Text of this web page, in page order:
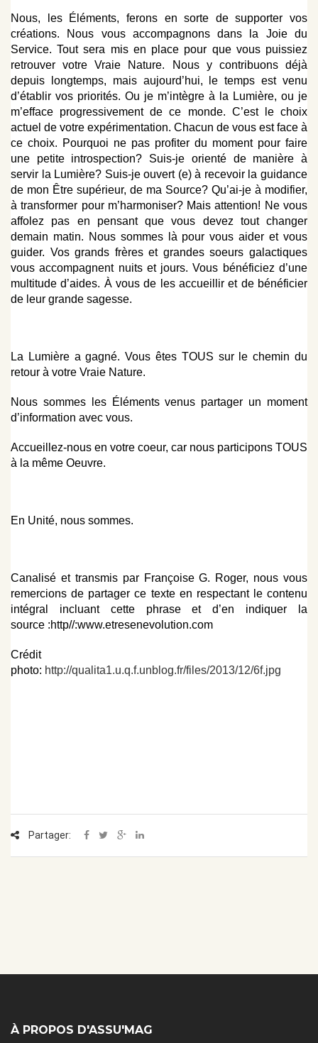
Nous, les Éléments, ferons en sorte de supporter vos
créations. Nous vous accompagnons dans la Joie du
Service. Tout sera mis en place pour que vous puissiez
retrouver votre Vraie Nature. Nous y contribuons déjà
depuis longtemps, mais aujourd’hui, le temps est venu
d’établir vos priorités. Ou je m’intègre à la Lumière, ou je
m’efface progressivement de ce monde. C’est le choix
actuel de votre expérimentation. Chacun de vous est face à
ce choix. Pourquoi ne pas profiter du moment pour faire
une petite introspection? Suis-je orienté de manière à
servir la Lumière? Suis-je ouvert (e) à recevoir la guidance
de mon Être supérieur, de ma Source? Qu’ai-je à modifier,
à transformer pour m’harmoniser? Mais attention! Ne vous
affolez pas en pensant que vous devez tout changer
demain matin. Nous sommes là pour vous aider et vous
guider. Vos grands frères et grandes soeurs galactiques
vous accompagnent nuits et jours. Vous bénéficiez d’une
multitude d’aides. À vous de les accueillir et de bénéficier
de leur grande sagesse.
La Lumière a gagné. Vous êtes TOUS sur le chemin du
retour à votre Vraie Nature.
Nous sommes les Éléments venus partager un moment
d’information avec vous.
Accueillez-nous en votre coeur, car nous participons TOUS
à la même Oeuvre.
En Unité, nous sommes.
Canalisé et transmis par Françoise G. Roger, nous vous
remercions de partager ce texte en respectant le contenu
intégral incluant cette phrase et d’en indiquer la
source :http//:www.etresenevolution.com
Crédit
photo: http://qualita1.u.q.f.unblog.fr/files/2013/12/6f.jpg
Partager:
À PROPOS D'ASSU'MAG